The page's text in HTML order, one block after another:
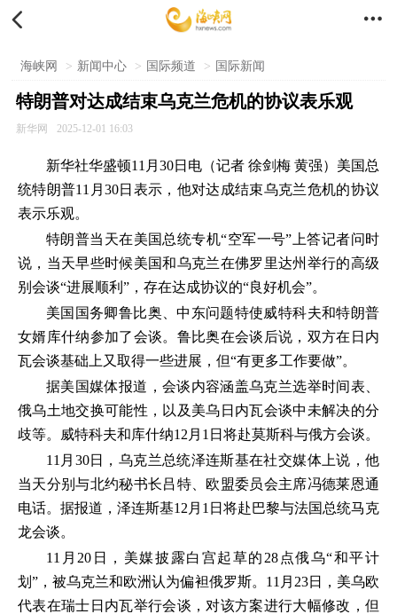
 
海峡网 > 新闻中心 > 国际频道 > 国际新闻
特朗普对达成结束乌克兰危机的协议表乐观
新华网 2025-12-01 16:03
新华社华盛顿11月30日电（记者 徐剑梅 黄强）美国总
统特朗普11月30日表示，他对达成结束乌克兰危机的协议
表示乐观。
特朗普当天在美国总统专机“空军一号”上答记者问时
说，当天早些时候美国和乌克兰在佛罗里达州举行的高级
别会谈“进展顺利”，存在达成协议的“良好机会”。
美国国务卿鲁比奥、中东问题特使威特科夫和特朗普
女婿库什纳参加了会谈。鲁比奥在会谈后说，双方在日内
瓦会谈基础上又取得一些进展，但“有更多工作要做”。
据美国媒体报道，会谈内容涵盖乌克兰选举时间表、
俄乌土地交换可能性，以及美乌日内瓦会谈中未解决的分
歧等。威特科夫和库什纳12月1日将赴莫斯科与俄方会谈。
11月30日，乌克兰总统泽连斯基在社交媒体上说，他
当天分别与北约秘书长吕特、欧盟委员会主席冯德莱恩通
电话。据报道，泽连斯基12月1日将赴巴黎与法国总统马克
龙会谈。
11月20日，美媒披露白宫起草的28点俄乌“和平计
划”，被乌克兰和欧洲认为偏袒俄罗斯。11月23日，美乌欧
代表在瑞士日内瓦举行会谈，对该方案进行大幅修改，但